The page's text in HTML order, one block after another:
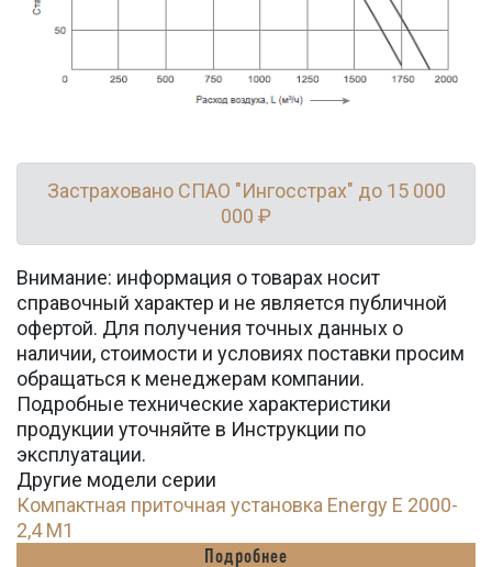
Застраховано СПАО "Ингосстрах" до 15 000
000 ₽
Внимание: информация о товарах носит
справочный характер и не является публичной
офертой. Для получения точных данных о
наличии, стоимости и условиях поставки просим
обращаться к менеджерам компании.
Подробные технические характеристики
продукции уточняйте в Инструкции по
эксплуатации.
Другие модели серии
Компактная приточная установка Energy E 2000-
2,4 M1
Подробнее